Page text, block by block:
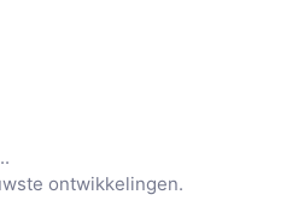
ontwikkelingen.